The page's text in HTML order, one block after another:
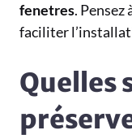
fenetres. Pensez
faciliter
Quelles